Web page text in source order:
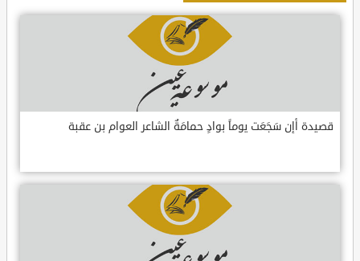
قصيدة أإن سَجَعَت يوماً بوادٍ حمامَةٌ الشاعر العوام بن عقبة